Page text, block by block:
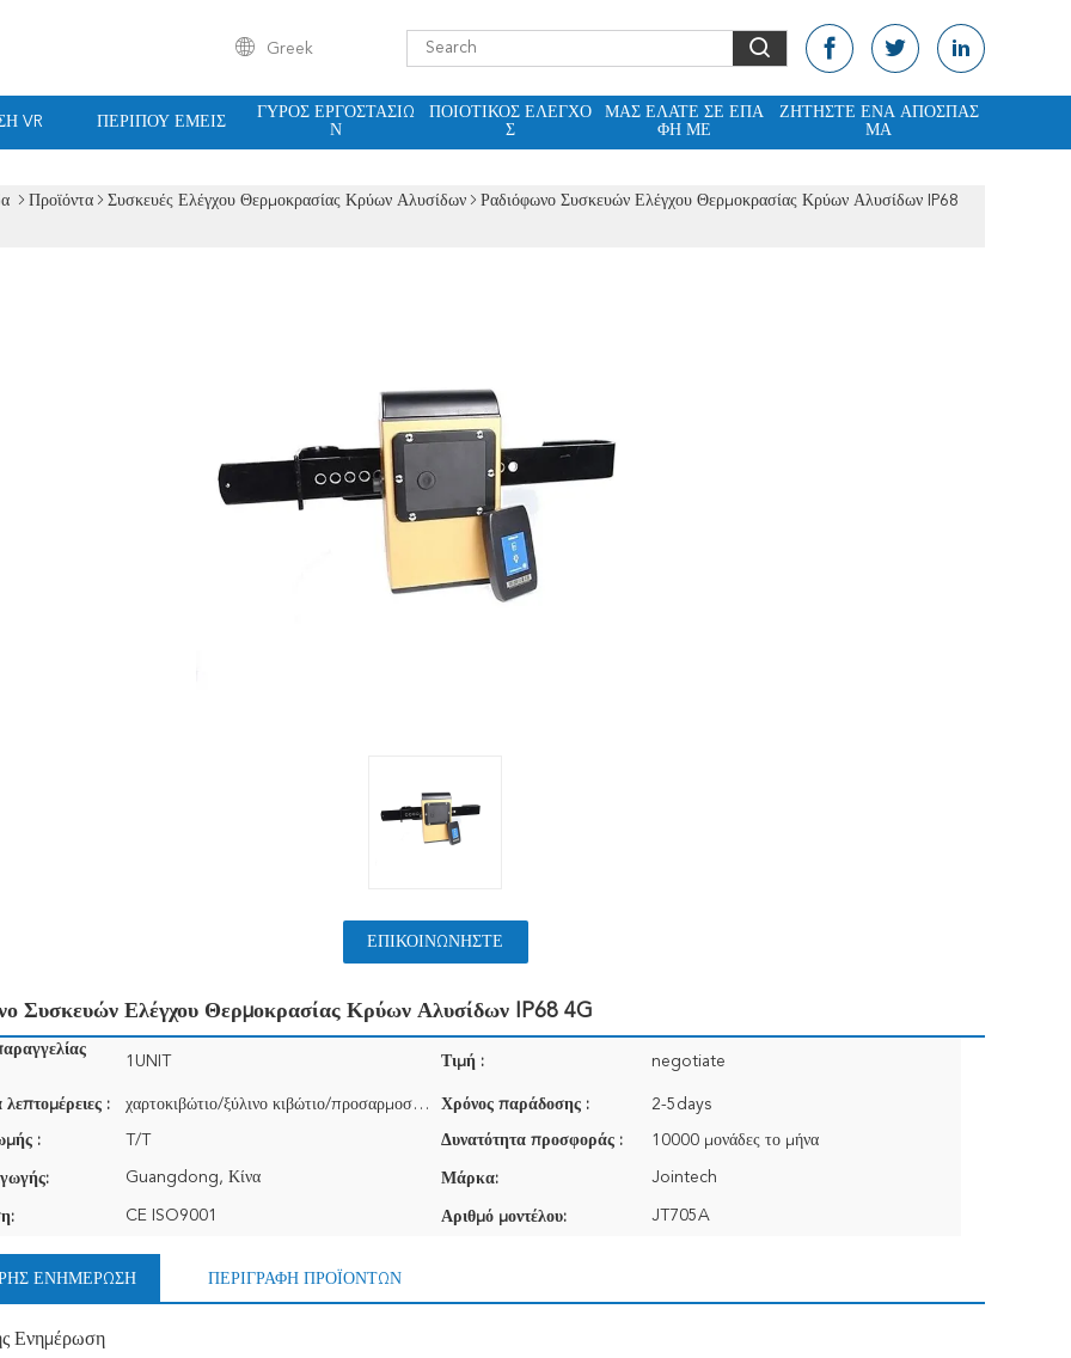
Greek
VR ΠΕΡΊΠΟΥ ΕΜΕΊΣ
ΓΎΡΟΣ ΕΡΓΟΣΤΑΣΊΩ
Ν
ΠΟΙΟΤΙΚΌΣ ΈΛΕΓΧΟ
Σ
ΜΑΣ ΕΛΆΤΕ ΣΕ ΕΠΑ
ΦΉ ΜΕ
ΖΗΤΉΣΤΕ ΈΝΑ ΑΠΌΣΠΑΣ
ΜΑ
Προϊόντα Συσκευές Ελέγχου Θερμοκρασίας Κρύων Αλυσίδων
Ραδιόφωνο Συσκευών Ελέγχου Θερμοκρασίας Κρύων Αλυσίδων IP68
ΕΠΙΚΟΙΝΩΝΉΣΤΕ
Συσκευών Ελέγχου Θερμοκρασίας Κρύων Αλυσίδων IP68 4G
1UNIT Τιμή : negotiate
: χαρτοκιβώτιο/ξύλινο κιβώτιο/προσαρμοσμένο λογότυπο Χρόνος παράδοσης : 2-5days
: T/T Δυνατότητα προσφοράς : 10000 μονάδες το μήνα
Guangdong, Κίνα Μάρκα: Jointech
CE ISO9001 Αριθμό μοντέλου: JT705A
ΕΝΗΜΈΡΩΣΗ ΠΕΡΙΓΡΑΦΉ ΠΡΟΪΌΝΤΩΝ
Ενημέρωση